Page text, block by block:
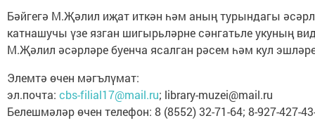
Бәйгегә М.Җәлил иҗат иткән һәм аның турындагы
катнашучы үзе язган шигырьләрне сәнгатьле укуның
М.Җәлил әсәрләре буенча ясалган рәсем һәм кул
Элемтә өчен мәгълүмат:
эл.почта: cbs-filial17@mail.ru; library-muzei@mail.ru
Белешмәләр өчен телефон: 8 (8552) 32-71-64; 8-927-427-